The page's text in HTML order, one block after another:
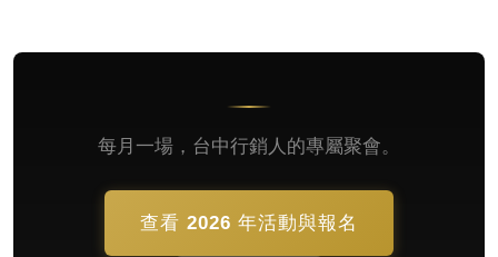
每月一場，台中行銷人的專屬聚會。
查看 2026 年活動與報名